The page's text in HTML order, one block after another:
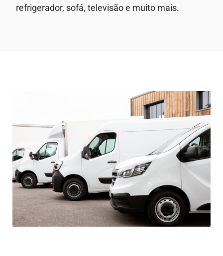
refrigerador, sofá, televisão e muito mais.